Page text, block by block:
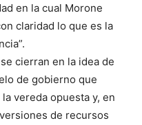
en la cual Morone
claridad lo que es la
cierran en la idea de
de gobierno que
vereda opuesta y, en
de recursos